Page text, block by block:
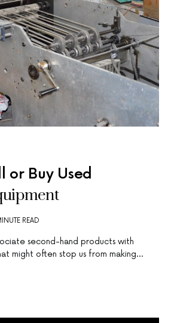
or Buy Used
READ
second-hand products with
might often stop us from making…